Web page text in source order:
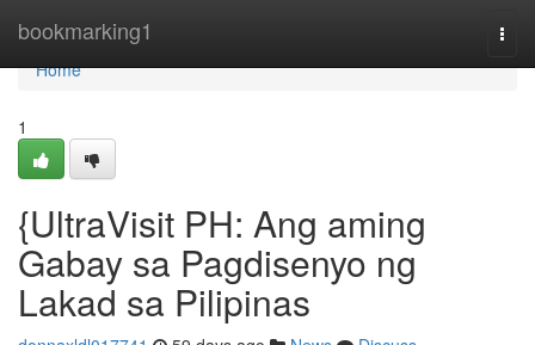
bookmarking1
Home
Home
1
{UltraVisit PH: Ang aming
Gabay sa Pagdisenyo ng
Lakad sa Pilipinas